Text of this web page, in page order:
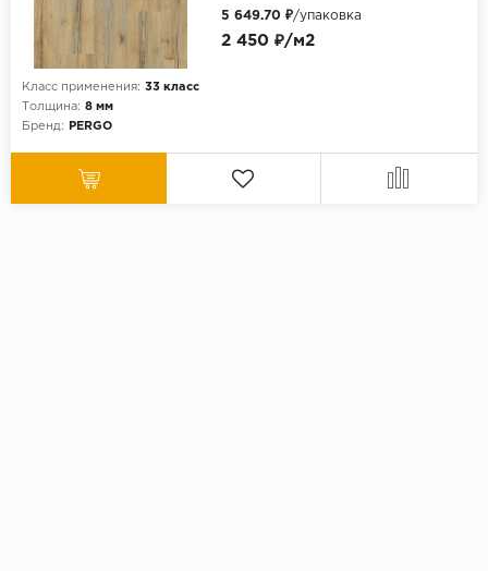
Класс применения: 33 класс
Толщина: 8 мм
Бренд:
PERGO
2 450 ₽/м2
5 649.70 ₽/упаковка